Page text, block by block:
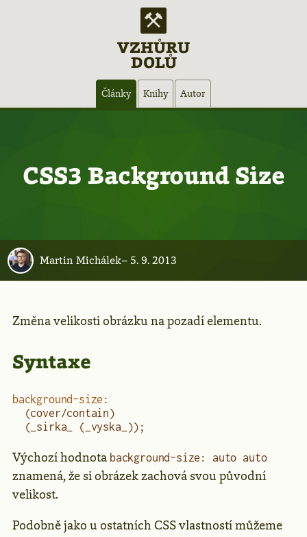
VZHŮRU
DOLŮ
Články Knihy Autor
CSS3 Background Size
Martin Michálek– 5. 9. 2013
Změna velikosti obrázku na pozadí elementu.
Syntaxe
background-size :
  (cover/contain)
  (_sirka_ (_vyska_));
Výchozí hodnota background-size: auto auto
znamená, že si obrázek zachová svou původní
velikost.
Podobně jako u ostatních CSS vlastností můžeme